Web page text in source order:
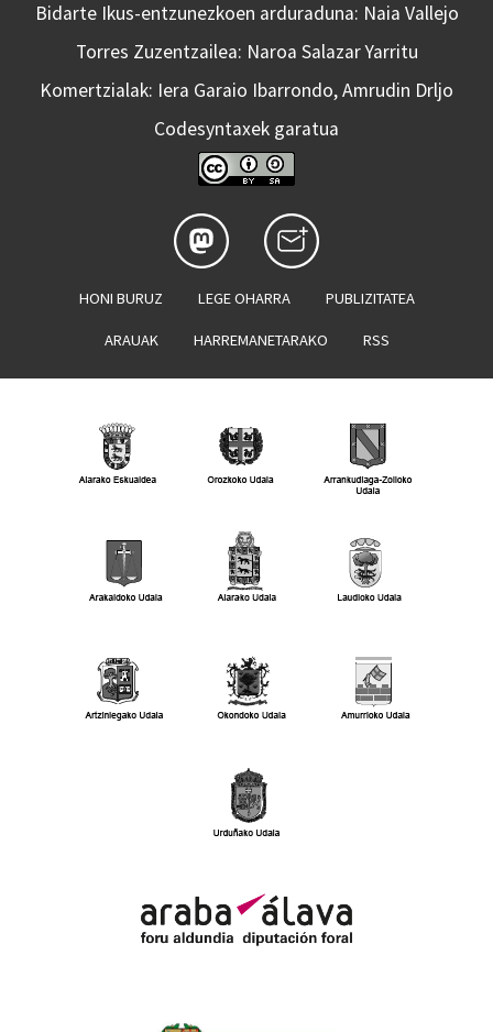
Bidarte Ikus-entzunezkoen arduraduna: Naia Vallejo
Torres Zuzentzailea: Naroa Salazar Yarritu
Komertzialak: Iera Garaio Ibarrondo, Amrudin Drljo
Codesyntaxek garatua
HONI BURUZ LEGE OHARRA PUBLIZITATEA
ARAUAK HARREMANETARAKO RSS